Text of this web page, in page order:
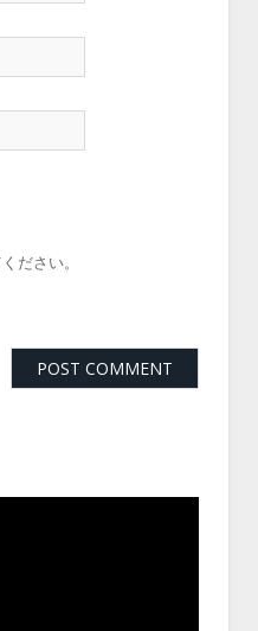
ださい。